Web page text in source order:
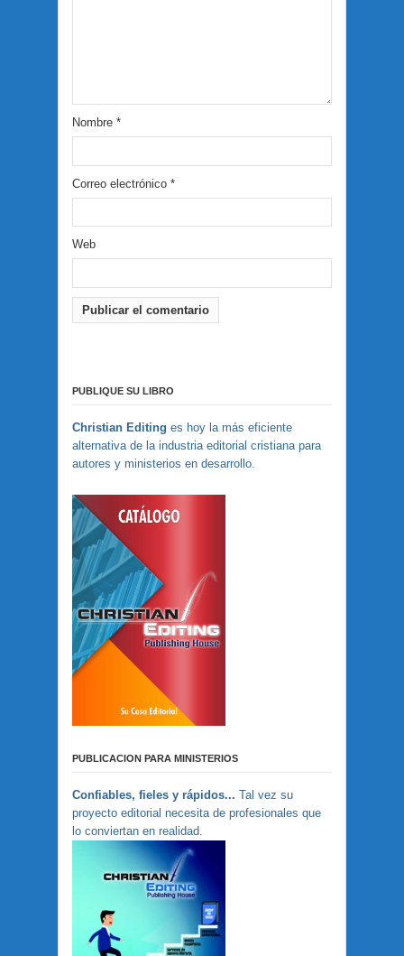
Nombre *
Correo electrónico *
Web
PUBLIQUE SU LIBRO
Christian Editing es hoy la más eficiente
alternativa de la industria editorial cristiana para
autores y ministerios en desarrollo.
PUBLICACION PARA MINISTERIOS
Confiables, fieles y rápidos... Tal vez su
proyecto editorial necesita de profesionales que
lo conviertan en realidad.